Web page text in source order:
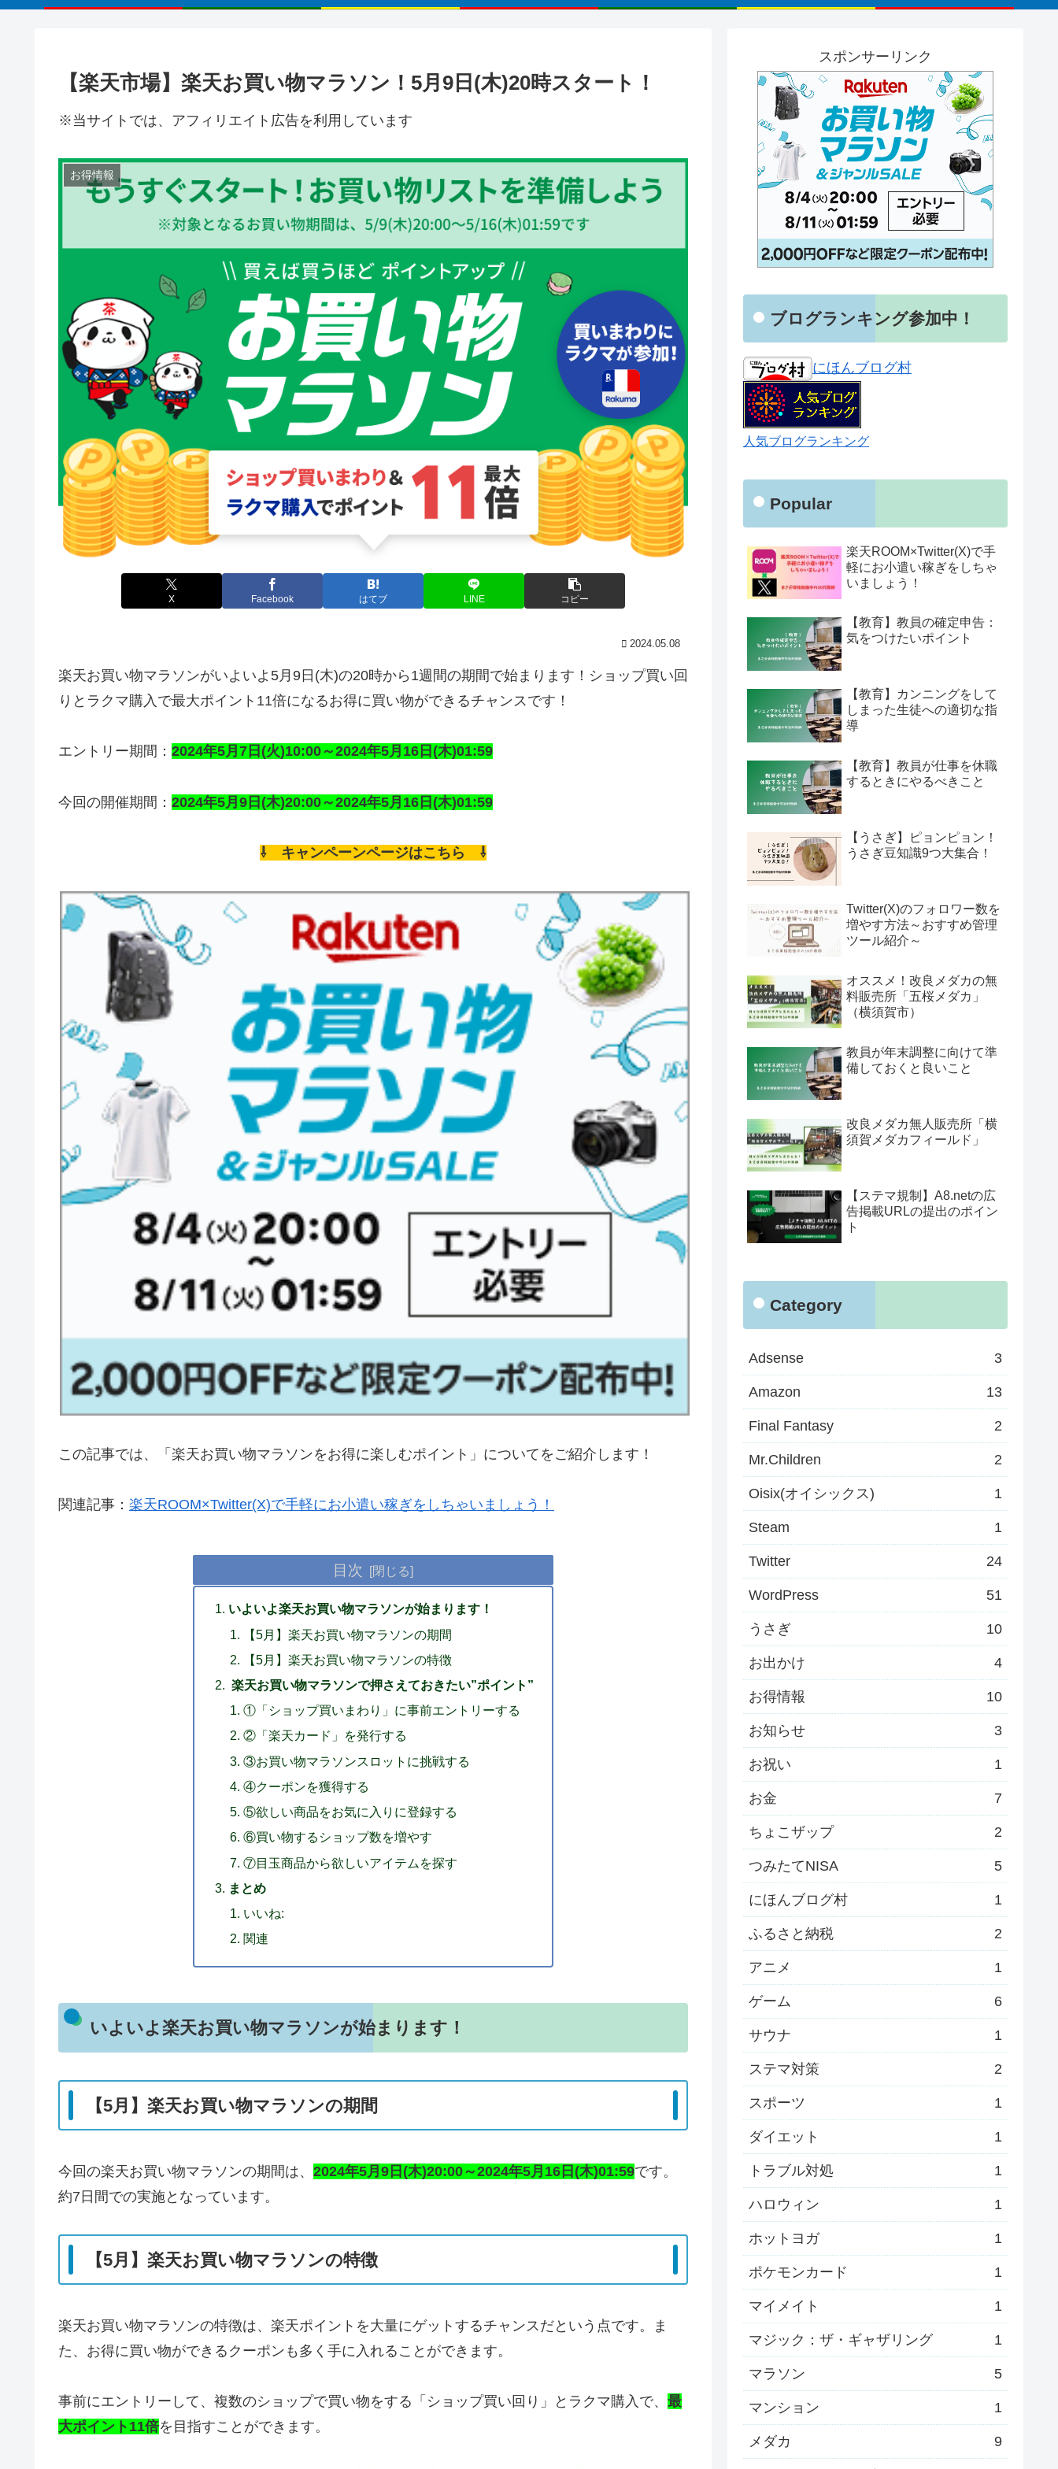
【楽天市場】楽天お買い物マラソン！5月9日(木)20時スタート！
※当サイトでは、アフィリエイト広告を利用しています
お得情報
X Facebook はてブ LINE コピー
2024.05.08
楽天お買い物マラソンがいよいよ5月9日(木)の20時から1週間の期間で始まります！ショップ買い回
りとラクマ購入で最大ポイント11倍になるお得に買い物ができるチャンスです！
エントリー期間： 2024年5月7日(火)10:00～2024年5月16日(木)01:59
今回の開催期間： 2024年5月9日(木)20:00～2024年5月16日(木)01:59
⇩ キャンペーンページはこちら ⇩
この記事では、「楽天お買い物マラソンをお得に楽しむポイント」についてをご紹介します！
関連記事： 楽天ROOM×Twitter(X)で手軽にお小遣い稼ぎをしちゃいましょう！
目次
いよいよ楽天お買い物マラソンが始まります！
【5月】楽天お買い物マラソンの期間
【5月】楽天お買い物マラソンの特徴
楽天お買い物マラソンで押さえておきたい”ポイント”
①「ショップ買いまわり」に事前エントリーする
②「楽天カード」を発行する
③お買い物マラソンスロットに挑戦する
④クーポンを獲得する
⑤欲しい商品をお気に入りに登録する
⑥買い物するショップ数を増やす
⑦目玉商品から欲しいアイテムを探す
まとめ
いいね:
関連
いよいよ楽天お買い物マラソンが始まります！
【5月】楽天お買い物マラソンの期間
今回の楽天お買い物マラソンの期間は、 2024年5月9日(木)20:00～2024年5月16日(木)01:59です。
約7日間での実施となっています。
【5月】楽天お買い物マラソンの特徴
楽天お買い物マラソンの特徴は、楽天ポイントを大量にゲットするチャンスだという点です。ま
た、お得に買い物ができるクーポンも多く手に入れることができます。
事前にエントリーして、複数のショップで買い物をする「ショップ買い回り」とラクマ購入で、 最
大ポイント11倍を目指すことができます。
スポンサーリンク
ブログランキング参加中！
にほんブログ村
人気ブログランキング
Popular
楽天ROOM×Twitter(X)で手
軽にお小遣い稼ぎをしちゃ
いましょう！
【教育】教員の確定申告：
気をつけたいポイント
【教育】カンニングをして
しまった生徒への適切な指
導
【教育】教員が仕事を休職
するときにやるべきこと
【うさぎ】ピョンピョン！
うさぎ豆知識9つ大集合！
Twitter(X)のフォロワー数を
増やす方法～おすすめ管理
ツール紹介～
オススメ！改良メダカの無
料販売所「五桜メダカ」
（横須賀市）
教員が年末調整に向けて準
備しておくと良いこと
改良メダカ無人販売所「横
須賀メダカフィールド」
【ステマ規制】A8.netの広
告掲載URLの提出のポイン
ト
Category
Adsense 3
Amazon 13
Final Fantasy 2
Mr.Children 2
Oisix(オイシックス) 1
Steam 1
Twitter 24
WordPress 51
うさぎ 10
お出かけ 4
お得情報 10
お知らせ 3
お祝い 1
お金 7
ちょこザップ 2
つみたてNISA 5
にほんブログ村 1
ふるさと納税 2
アニメ 1
ゲーム 6
サウナ 1
ステマ対策 2
スポーツ 1
ダイエット 1
トラブル対処 1
ハロウィン 1
ホットヨガ 1
ポケモンカード 1
マイメイト 1
マジック：ザ・ギャザリング 1
マラソン 5
マンション 1
メダカ 9